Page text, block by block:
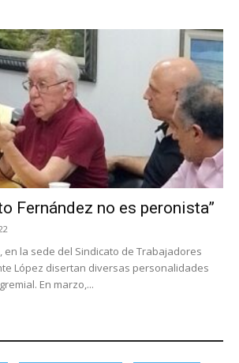
Fernández no es peronista”
en la sede del Sindicato de Trabajadores
López disertan diversas personalidades
En marzo,...